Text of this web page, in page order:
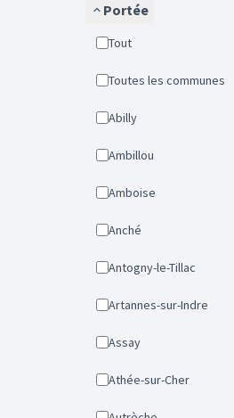
Portée
Tout
Toutes les communes
Abilly
Ambillou
Amboise
Anché
Antogny-le-Tillac
Artannes-sur-Indre
Assay
Athée-sur-Cher